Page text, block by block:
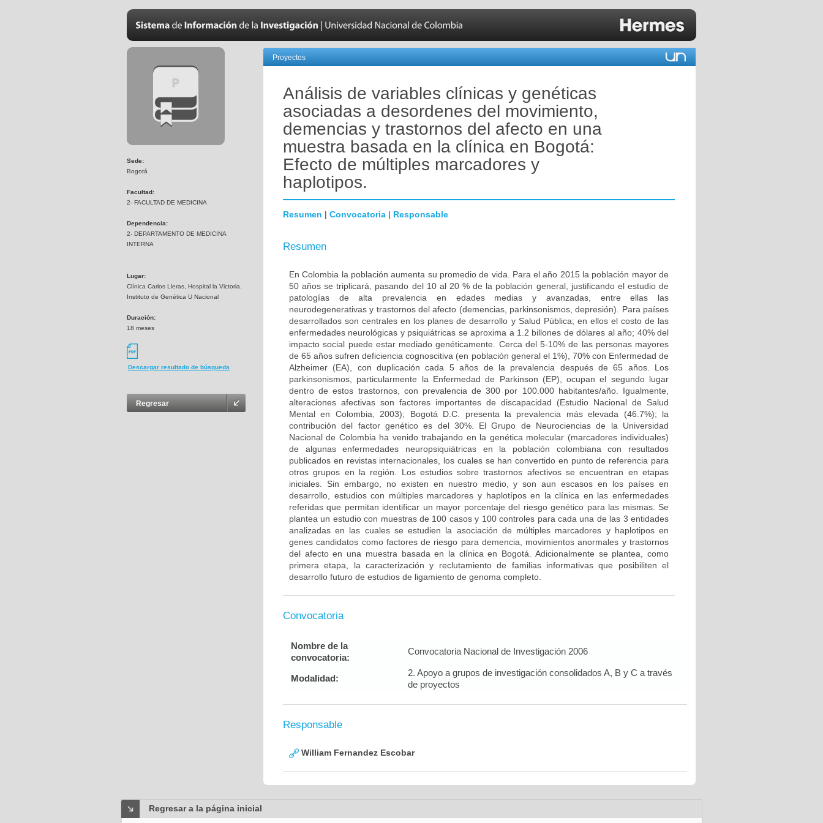
Sede:
Bogotá
Facultad:
2- FACULTAD DE MEDICINA
Dependencia:
2- DEPARTAMENTO DE MEDICINA
INTERNA
Lugar:
Clínica Carlos Lleras, Hospital la Victoria.
Instituto de Genética U Nacional
Duración:
18 meses
Descargar resultado de búsqueda
Regresar
Proyectos
Análisis de variables clínicas y genéticas
asociadas a desordenes del movimiento,
demencias y trastornos del afecto en una
muestra basada en la clínica en Bogotá:
Efecto de múltiples marcadores y
haplotipos.
Resumen | Convocatoria | Responsable
Resumen
En Colombia la población aumenta su promedio de vida. Para el año 2015 la población mayor de
50 años se triplicará, pasando del 10 al 20 % de la población general, justificando el estudio de
patologías de alta prevalencia en edades medias y avanzadas, entre ellas las
neurodegenerativas y trastornos del afecto (demencias, parkinsonismos, depresión). Para países
desarrollados son centrales en los planes de desarrollo y Salud Pública; en ellos el costo de las
enfermedades neurológicas y psiquiátricas se aproxima a 1.2 billones de dólares al año; 40% del
impacto social puede estar mediado genéticamente. Cerca del 5-10% de las personas mayores
de 65 años sufren deficiencia cognoscitiva (en población general el 1%), 70% con Enfermedad de
Alzheimer (EA), con duplicación cada 5 años de la prevalencia después de 65 años. Los
parkinsonismos, particularmente la Enfermedad de Parkinson (EP), ocupan el segundo lugar
dentro de estos trastornos, con prevalencia de 300 por 100.000 habitantes/año. Igualmente,
alteraciones afectivas son factores importantes de discapacidad (Estudio Nacional de Salud
Mental en Colombia, 2003); Bogotá D.C. presenta la prevalencia más elevada (46.7%); la
contribución del factor genético es del 30%. El Grupo de Neurociencias de la Universidad
Nacional de Colombia ha venido trabajando en la genética molecular (marcadores individuales)
de algunas enfermedades neuropsiquiátricas en la población colombiana con resultados
publicados en revistas internacionales, los cuales se han convertido en punto de referencia para
otros grupos en la región. Los estudios sobre trastornos afectivos se encuentran en etapas
iniciales. Sin embargo, no existen en nuestro medio, y son aun escasos en los países en
desarrollo, estudios con múltiples marcadores y haplotípos en la clínica en las enfermedades
referidas que permitan identificar un mayor porcentaje del riesgo genético para las mismas. Se
plantea un estudio con muestras de 100 casos y 100 controles para cada una de las 3 entidades
analizadas en las cuales se estudien la asociación de múltiples marcadores y haplotipos en
genes candidatos como factores de riesgo para demencia, movimientos anormales y trastornos
del afecto en una muestra basada en la clínica en Bogotá. Adicionalmente se plantea, como
primera etapa, la caracterización y reclutamiento de familias informativas que posibiliten el
desarrollo futuro de estudios de ligamiento de genoma completo.
Convocatoria
Nombre de la
convocatoria:
Convocatoria Nacional de Investigación 2006
Modalidad:
2. Apoyo a grupos de investigación consolidados A, B y C a través
de proyectos
Responsable
William Fernandez Escobar
Regresar a la página inicial